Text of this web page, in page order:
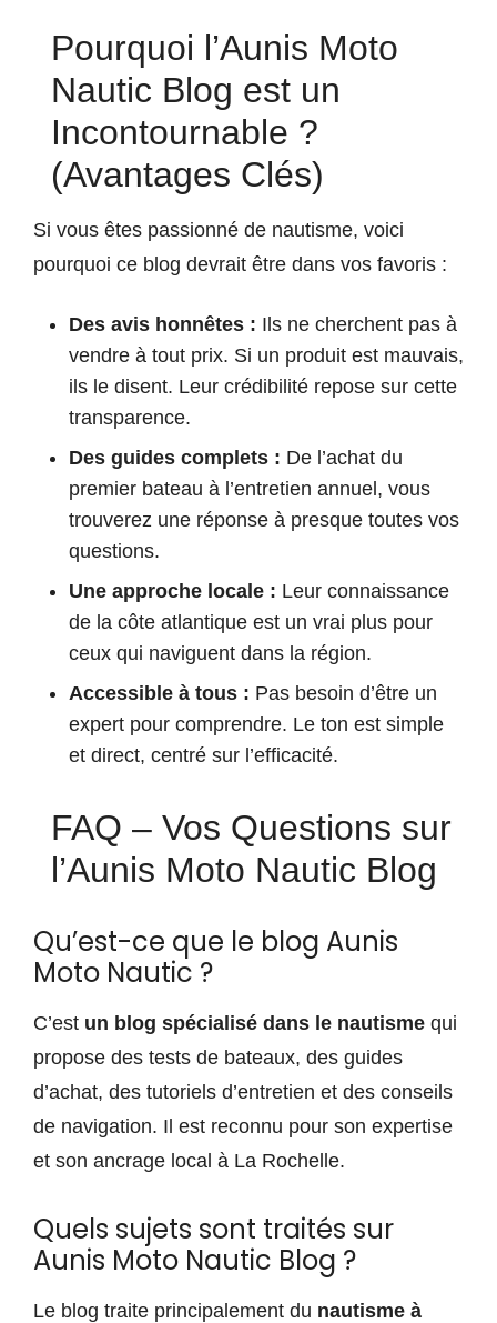
Pourquoi l’Aunis Moto
Nautic Blog est un
Incontournable ?
(Avantages Clés)
Si vous êtes passionné de nautisme, voici
pourquoi ce blog devrait être dans vos favoris :
Des avis honnêtes : Ils ne cherchent pas à
vendre à tout prix. Si un produit est mauvais,
ils le disent. Leur crédibilité repose sur cette
transparence.
Des guides complets : De l’achat du
premier bateau à l’entretien annuel, vous
trouverez une réponse à presque toutes vos
questions.
Une approche locale : Leur connaissance
de la côte atlantique est un vrai plus pour
ceux qui naviguent dans la région.
Accessible à tous : Pas besoin d’être un
expert pour comprendre. Le ton est simple
et direct, centré sur l’efficacité.
FAQ – Vos Questions sur
l’Aunis Moto Nautic Blog
Qu’est-ce que le blog Aunis
Moto Nautic ?
C’est un blog spécialisé dans le nautisme qui
propose des tests de bateaux, des guides
d’achat, des tutoriels d’entretien et des conseils
de navigation. Il est reconnu pour son expertise
et son ancrage local à La Rochelle.
Quels sujets sont traités sur
Aunis Moto Nautic Blog ?
Le blog traite principalement du nautisme à